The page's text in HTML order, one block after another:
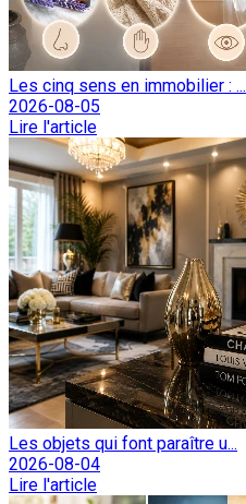
Les cinq sens en immobilier : ...
2026-08-05
Lire l'article
Les objets qui font paraître u...
2026-08-04
Lire l'article